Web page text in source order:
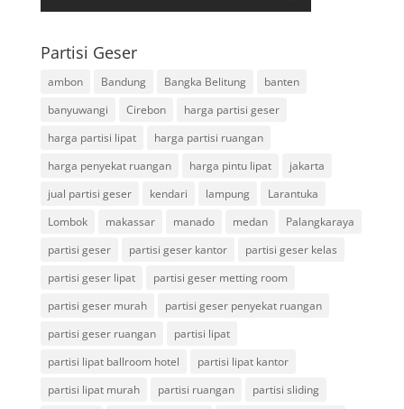
Partisi Geser
ambon Bandung Bangka Belitung
banten
banyuwangi
Cirebon
harga partisi geser
harga partisi lipat
harga partisi ruangan
harga penyekat ruangan
harga pintu lipat
jakarta
jual partisi geser
kendari lampung
Larantuka
Lombok
makassar manado medan
Palangkaraya
partisi geser
partisi geser kantor
partisi geser kelas
partisi geser lipat
partisi geser metting room
partisi geser murah
partisi geser penyekat ruangan
partisi geser ruangan
partisi lipat
partisi lipat ballroom hotel
partisi lipat kantor
partisi lipat murah
partisi ruangan
partisi sliding